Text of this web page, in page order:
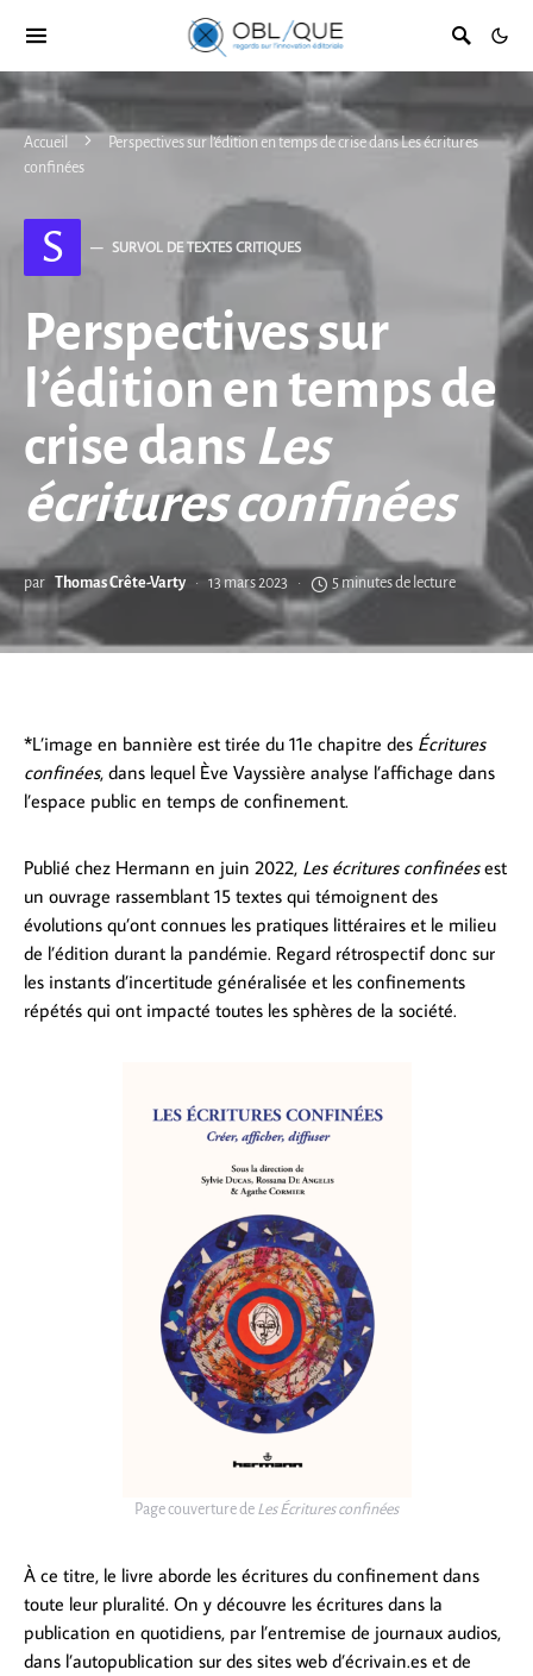
Accueil
Perspectives sur l’édition en temps de crise dans Les écritures
confinées
S SURVOL DE TEXTES CRITIQUES
Perspectives sur
l’édition en temps de
crise dans Les
écritures confinées
par Thomas Crête-Varty 13 mars 2023 5 minutes de lecture
*L’image en bannière est tirée du 11e chapitre des Écritures
confinées, dans lequel Ève Vayssière analyse l’affichage dans
l’espace public en temps de confinement.
Publié chez Hermann en juin 2022, Les écritures confinéesest
un ouvrage rassemblant 15 textes qui témoignent des
évolutions qu’ont connues les pratiques littéraires et le milieu
de l’édition durant la pandémie. Regard rétrospectif donc sur
les instants d’incertitude généralisée et les confinements
répétés qui ont impacté toutes les sphères de la société.
Page couverture de Les Écritures confinées
À ce titre, le livre aborde les écritures du confinement dans
toute leur pluralité. On y découvre les écritures dans la
publication en quotidiens, par l’entremise de journaux audios,
dans l’autopublication sur des sites web d’écrivain.es et de